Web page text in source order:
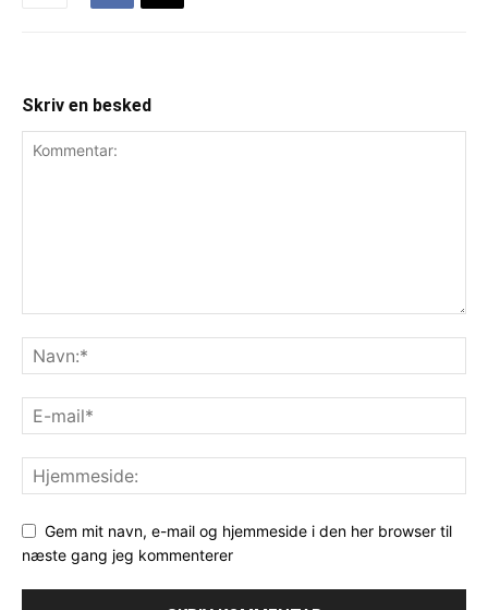
Skriv en besked
Gem mit navn, e-mail og hjemmeside i den her browser til
næste gang jeg kommenterer